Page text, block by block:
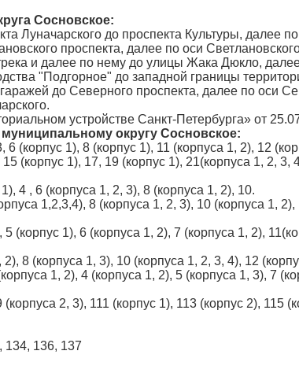
Сосновское:
Луначарского до проспекта Культуры, далее
проспекта, далее по оси
и далее по нему до улицы Жака Дюкло,
"Подгорное" до западной границы
до Северного проспекта, далее по оси
устройстве Санкт-Петербурга» от
округу Сосновское:
1), 8 (корпус 1), 11 (корпуса 1, 2), 12
(корпус 1), 17, 19 (корпус 1), 21(корпуса 1, 2, 3,
4 , 6 (корпуса 1, 2, 3), 8 (корпуса 1, 2), 10.
1,2,3,4), 8 (корпуса 1, 2, 3), 10 (корпуса 1, 2),
1), 6 (корпуса 1, 2), 7 (корпуса 1, 2),
8 (корпуса 1, 3), 10 (корпуса 1, 2, 3, 4), 12
1, 2), 4 (корпуса 1, 2), 5 (корпуса 1, 3), 7
2, 3), 111 (корпус 1), 113 (корпус 2), 115
134, 136, 137